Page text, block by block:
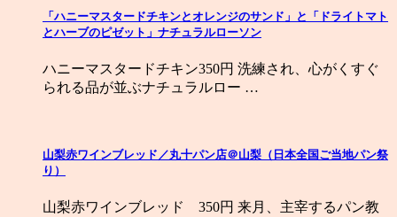
「ハニーマスタードチキンとオレンジのサンド」と「ドライトマト
とハーブのピゼット」ナチュラルローソン
ハニーマスタードチキン350円 洗練され、心がくすぐ
られる品が並ぶナチュラルロー …
山梨赤ワインブレッド／丸十パン店＠山梨（日本全国ご当地パン祭
り）
山梨赤ワインブレッド 350円 来月、主宰するパン教